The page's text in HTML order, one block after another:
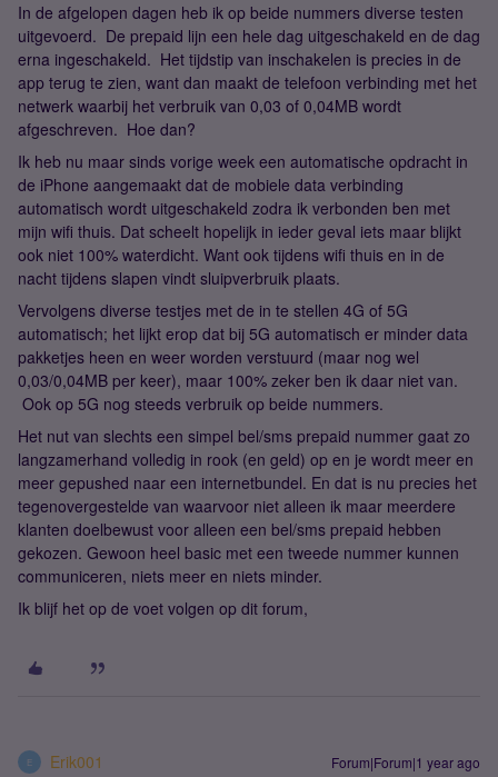
In de afgelopen dagen heb ik op beide nummers diverse testen
uitgevoerd. De prepaid lijn een hele dag uitgeschakeld en de dag
erna ingeschakeld. Het tijdstip van inschakelen is precies in de
app terug te zien, want dan maakt de telefoon verbinding met het
netwerk waarbij het verbruik van 0,03 of 0,04MB wordt
afgeschreven. Hoe dan?
Ik heb nu maar sinds vorige week een automatische opdracht in
de iPhone aangemaakt dat de mobiele data verbinding
automatisch wordt uitgeschakeld zodra ik verbonden ben met
mijn wifi thuis. Dat scheelt hopelijk in ieder geval iets maar blijkt
ook niet 100% waterdicht. Want ook tijdens wifi thuis en in de
nacht tijdens slapen vindt sluipverbruik plaats.
Vervolgens diverse testjes met de in te stellen 4G of 5G
automatisch; het lijkt erop dat bij 5G automatisch er minder data
pakketjes heen en weer worden verstuurd (maar nog wel
0,03/0,04MB per keer), maar 100% zeker ben ik daar niet van.
Ook op 5G nog steeds verbruik op beide nummers.
Het nut van slechts een simpel bel/sms prepaid nummer gaat zo
langzamerhand volledig in rook (en geld) op en je wordt meer en
meer gepushed naar een internetbundel. En dat is nu precies het
tegenovergestelde van waarvoor niet alleen ik maar meerdere
klanten doelbewust voor alleen een bel/sms prepaid hebben
gekozen. Gewoon heel basic met een tweede nummer kunnen
communiceren, niets meer en niets minder.
Ik blijf het op de voet volgen op dit forum,
E Erik001 Forum|Forum|1 year ago